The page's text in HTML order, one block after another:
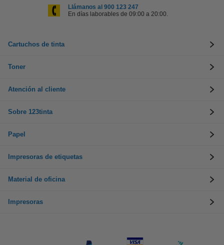
Llámanos al 900 123 247
En días laborables de 09:00 a 20:00.
Cartuchos de tinta
Toner
Atención al cliente
Sobre 123tinta
Papel
Impresoras de etiquetas
Material de oficina
Impresoras